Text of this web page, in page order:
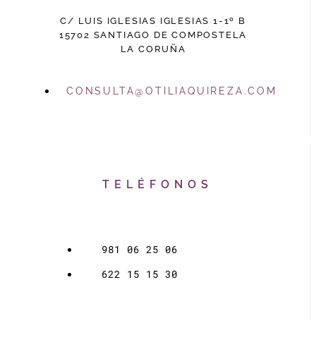
C/ LUIS IGLESIAS IGLESIAS 1-1º B
15702 SANTIAGO DE COMPOSTELA
LA CORUÑA
CONSULTA@OTILIAQUIREZA.COM
TELÉFONOS
981 06 25 06
622 15 15 30